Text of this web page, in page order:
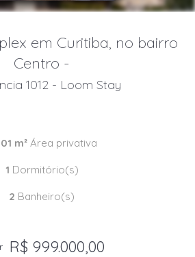
em Curitiba, no bairro
Centro -
1012 - Loom Stay
m²Área privativa
1 Dormitório(s)
2 Banheiro(s)
R$ 999.000,00